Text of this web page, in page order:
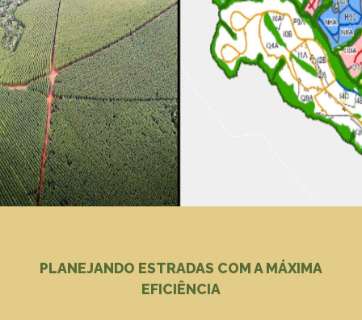
PLANEJANDO ESTRADAS COM A MÁXIMA
EFICIÊNCIA